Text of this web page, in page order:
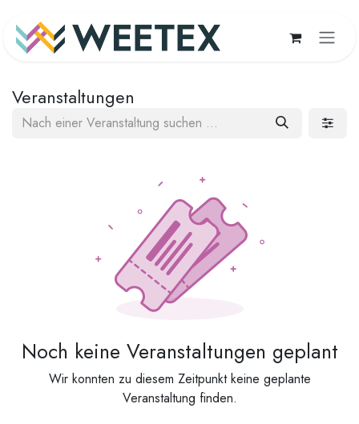
Veranstaltungen
Noch keine Veranstaltungen geplant
Wir konnten zu diesem Zeitpunkt keine geplante
Veranstaltung finden.